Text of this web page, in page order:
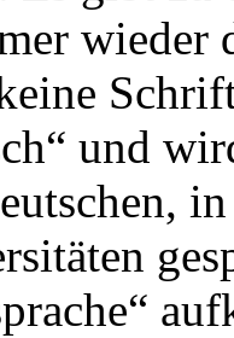
wieder
und